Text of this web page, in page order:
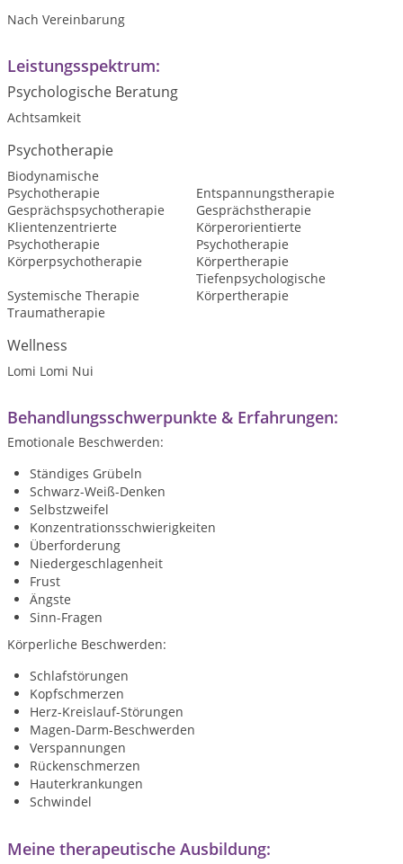
Nach Vereinbarung
Leistungsspektrum:
Psychologische Beratung
Achtsamkeit
Psychotherapie
Biodynamische
Psychotherapie
Entspannungstherapie
Gesprächspsychotherapie
Gesprächstherapie
Klientenzentrierte
Psychotherapie
Körperorientierte
Psychotherapie
Körperpsychotherapie
Körpertherapie
Systemische Therapie
Tiefenpsychologische
Körpertherapie
Traumatherapie
Wellness
Lomi Lomi Nui
Behandlungsschwerpunkte & Erfahrungen:
Emotionale Beschwerden:
Ständiges Grübeln
Schwarz-Weiß-Denken
Selbstzweifel
Konzentrationsschwierigkeiten
Überforderung
Niedergeschlagenheit
Frust
Ängste
Sinn-Fragen
Körperliche Beschwerden:
Schlafstörungen
Kopfschmerzen
Herz-Kreislauf-Störungen
Magen-Darm-Beschwerden
Verspannungen
Rückenschmerzen
Hauterkrankungen
Schwindel
Meine therapeutische Ausbildung: